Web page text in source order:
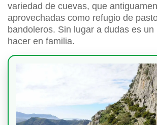
variedad de cuevas, que
aprovechadas como refugio de
bandoleros. Sin lugar a dudas es un
hacer en familia.